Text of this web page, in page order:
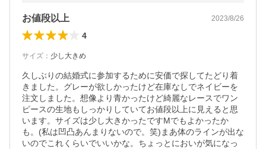
お値段以上 2023/8/26
4
サイズ ： 少し大きめ
久しぶりの結婚式に参加するために安価で探してたどり着
きました。グレーが欲しかったけど在庫なしでネイビーを
注文しました。想像より青かったけど綺麗なレースでワン
ピースの生地もしっかりしていてお値段以上に見えると思
います。サイズは少し大きかったですMでもよかったか
も。(私は凹凸あんまりないので。笑)まあ体のラインが出な
いのでこれくらいでいいかな。ちょっとにおいが気になっ